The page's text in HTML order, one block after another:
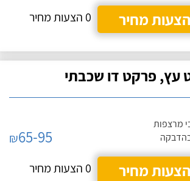
מחיר
0 הצעות מחיר
עץ, פרקט דו שכבתי
מרצפות
₪65-95
מחיר
0 הצעות מחיר